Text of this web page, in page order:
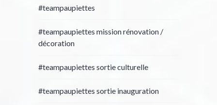
#teampaupiettes
#teampaupiettes mission rénovation /
décoration
#teampaupiettes sortie culturelle
#teampaupiettes sortie inauguration